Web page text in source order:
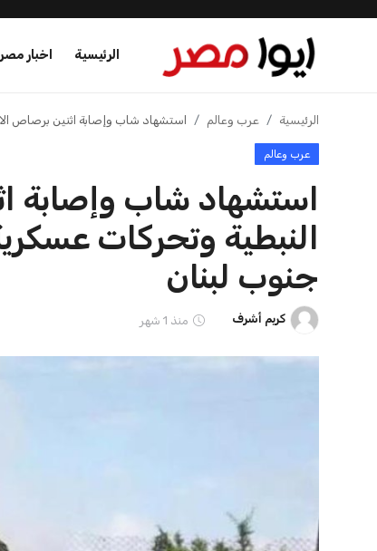
الرئيسية اخبار مصر
الرئيسية
اخبار مصر
عرب وعالم
اخبار الرياضة
الرئيسية عرب وعالم استشهاد شاب وإصابة اثنين برصاص
عرب وعالم
استشهاد شاب وإصابة
النبطية وتحركات
جنوب لبنان
كريم أشرف منذ 1 شهر